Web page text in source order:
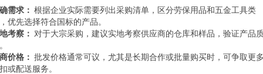
需求： 根据企业实际需要列出采购清单，区分劳保用品和五金工具类
优先选择符合国标的产品。
考察： 对于大宗采购，建议实地考察供应商的仓库和样品，验证产品
价格： 批发价格通常可议，尤其是长期合作或批量购买时，可争取更
或配送服务。